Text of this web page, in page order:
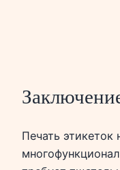
Печать этикеток